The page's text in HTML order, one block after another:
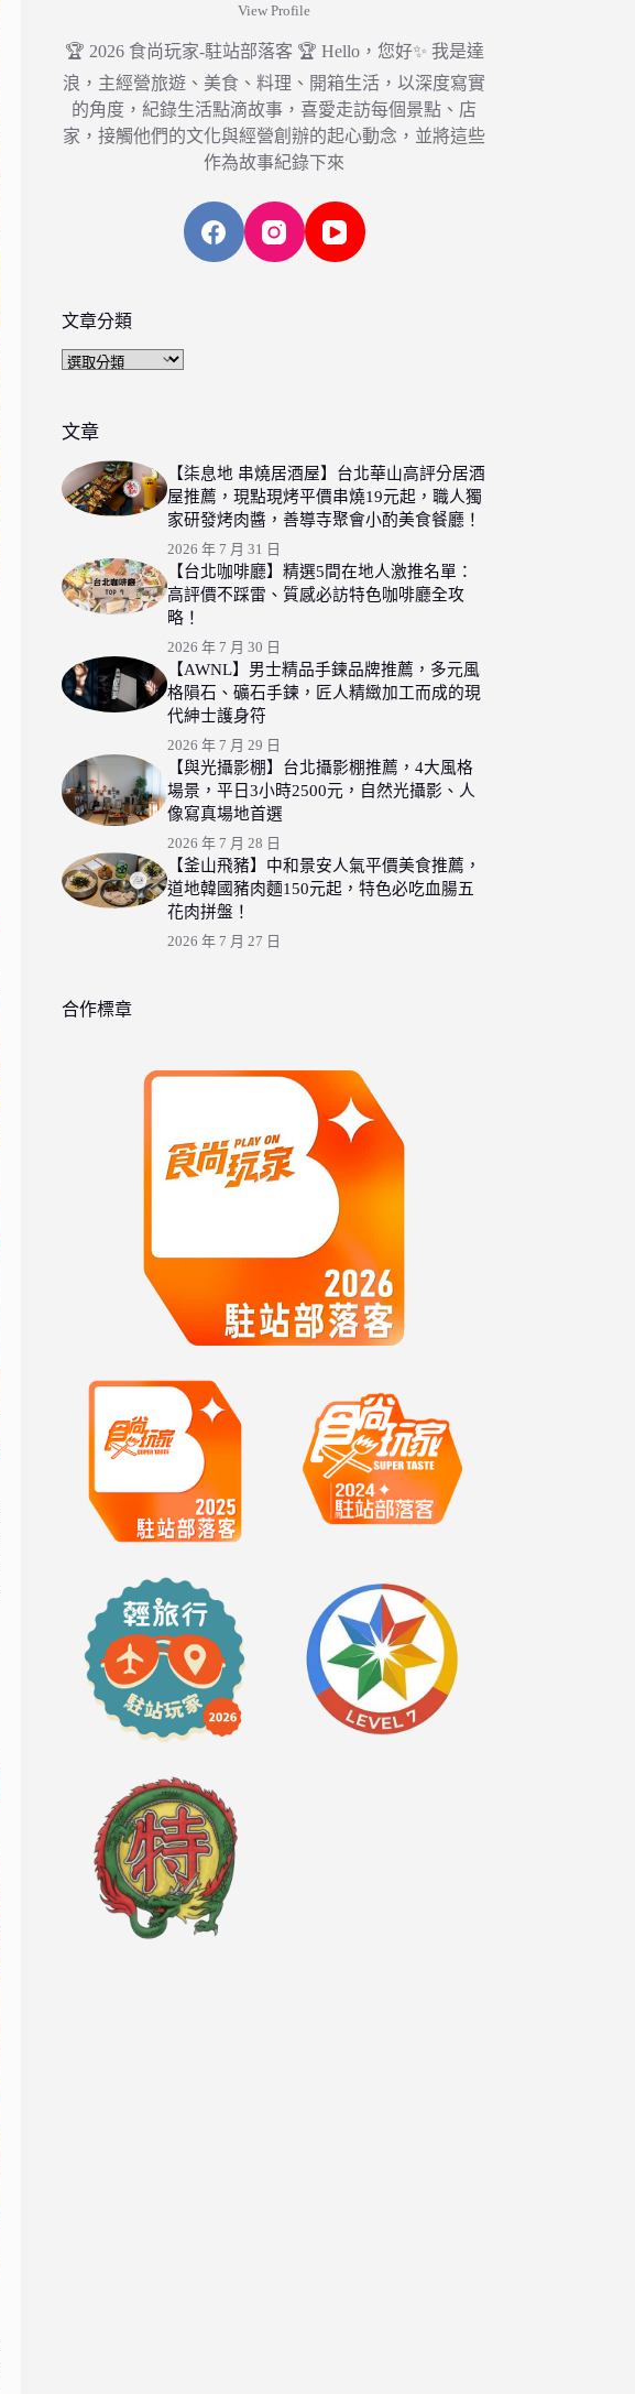
View Profile
🏆 2026 食尚玩家-駐站部落客 🏆 Hello，您好✨ 我是達
浪，主經營旅遊、美食、料理、開箱生活，以深度寫實
的角度，紀錄生活點滴故事，喜愛走訪每個景點、店
家，接觸他們的文化與經營創辦的起心動念，並將這些
作為故事紀錄下來
文章分類
文
類
文章
【柒息地 串燒居酒屋】台北華山高評分居酒
屋推薦，現點現烤平價串燒19元起，職人獨
家研發烤肉醬，善導寺聚會小酌美食餐廳！
2026 年 7 月 31 日
【台北咖啡廳】精選5間在地人激推名單：
高評價不踩雷、質感必訪特色咖啡廳全攻
略！
2026 年 7 月 30 日
【AWNL】男士精品手鍊品牌推薦，多元風
格隕石、礦石手鍊，匠人精緻加工而成的現
代紳士護身符
2026 年 7 月 29 日
【與光攝影棚】台北攝影棚推薦，4大風格
場景，平日3小時2500元，自然光攝影、人
像寫真場地首選
2026 年 7 月 28 日
【釜山飛豬】中和景安人氣平價美食推薦，
道地韓國豬肉麵150元起，特色必吃血腸五
花肉拼盤！
2026 年 7 月 27 日
合作標章